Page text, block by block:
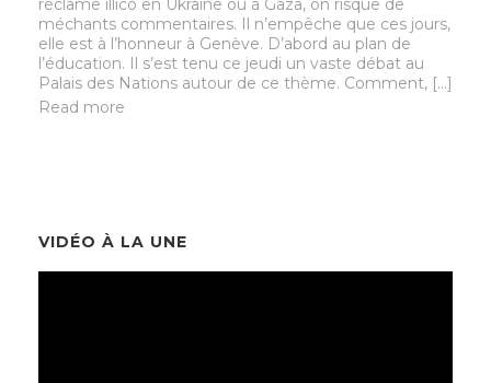
réclame illico en Ukraine ou à Gaza, on risque de
méchants commentaires. Il n’empêche que ces jours,
elle est à l’honneur à Genève. D’abord au plan de
l’éducation. Il s’est tenu ce jeudi un vaste débat au
Palais des Nations autour de ce thème. Comment, […]
Read more
VIDÉO À LA UNE